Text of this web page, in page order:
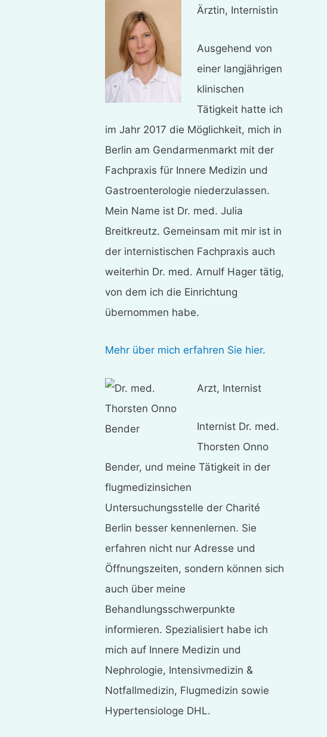
Ärztin, Internistin
Ausgehend von
einer langjährigen
klinischen
Tätigkeit hatte ich
im Jahr 2017 die Möglichkeit, mich in
Berlin am Gendarmenmarkt mit der
Fachpraxis für Innere Medizin und
Gastroenterologie niederzulassen.
Mein Name ist Dr. med. Julia
Breitkreutz. Gemeinsam mit mir ist in
der internistischen Fachpraxis auch
weiterhin Dr. med. Arnulf Hager tätig,
von dem ich die Einrichtung
übernommen habe.
Mehr über mich erfahren Sie hier.
Arzt, Internist
Internist Dr. med.
Thorsten Onno
Bender, und meine Tätigkeit in der
flugmedizinsichen
Untersuchungsstelle der Charité
Berlin besser kennenlernen. Sie
erfahren nicht nur Adresse und
Öffnungszeiten, sondern können sich
auch über meine
Behandlungsschwerpunkte
informieren. Spezialisiert habe ich
mich auf Innere Medizin und
Nephrologie, Intensivmedizin &
Notfallmedizin, Flugmedizin sowie
Hypertensiologe DHL.